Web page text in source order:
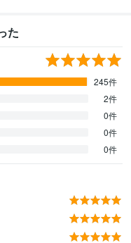
た
245件
2件
0件
0件
0件